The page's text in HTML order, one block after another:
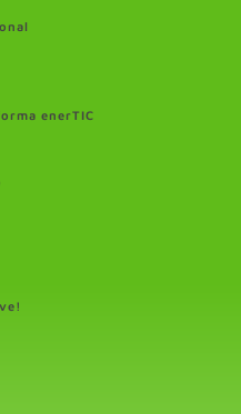
enerTIC